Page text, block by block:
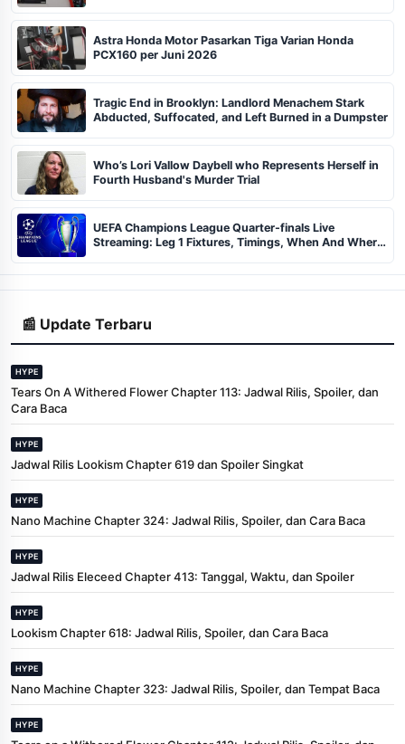
Astra Honda Motor Pasarkan Tiga Varian Honda
PCX160 per Juni 2026
Tragic End in Brooklyn: Landlord Menachem Stark
Abducted, Suffocated, and Left Burned in a Dumpster
Who’s Lori Vallow Daybell who Represents Herself in
Fourth Husband's Murder Trial
UEFA Champions League Quarter-finals Live
Streaming: Leg 1 Fixtures, Timings, When And Where
📰 Update Terbaru
HYPE
Tears On A Withered Flower Chapter 113: Jadwal Rilis, Spoiler, dan
Cara Baca
HYPE
Jadwal Rilis Lookism Chapter 619 dan Spoiler Singkat
HYPE
Nano Machine Chapter 324: Jadwal Rilis, Spoiler, dan Cara Baca
HYPE
Jadwal Rilis Eleceed Chapter 413: Tanggal, Waktu, dan Spoiler
HYPE
Lookism Chapter 618: Jadwal Rilis, Spoiler, dan Cara Baca
HYPE
Nano Machine Chapter 323: Jadwal Rilis, Spoiler, dan Tempat Baca
HYPE